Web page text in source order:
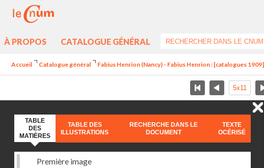
À PROPOS CATALOGUE GÉNÉRAL
Accueil Catalogue général Fabius Henrion (Nancy) - Fabius Henrion : [catalogues 1909]
TABLE
DES
MATIÈRES
TABLE DES
ILLUSTRATIONS
RECHERCHE DANS LE
DOCUMENT
TEXTE
OCÉRISÉ
Première image